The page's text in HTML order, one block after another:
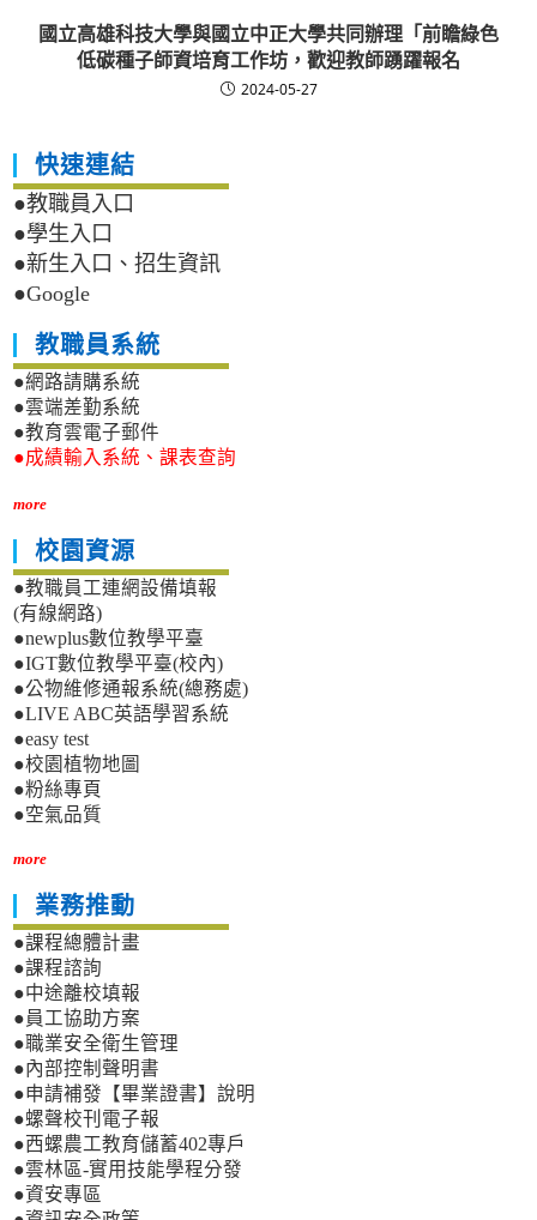
國立高雄科技大學與國立中正大學共同辦理「前瞻綠色
低碳種子師資培育工作坊，歡迎教師踴躍報名
2024-05-27
快速連結
●教職員入口
●學生入口
●新生入口、招生資訊
●Google
教職員系統
●網路請購系統
●雲端差勤系統
●教育雲電子郵件
●成績輸入系統、課表查詢
more
校園資源
●教職員工連網設備填報
(有線網路)
●newplus數位教學平臺
●IGT數位教學平臺(校內)
●公物維修通報系統(總務處)
●LIVE ABC英語學習系統
●easy test
●校園植物地圖
●粉絲專頁
●空氣品質
more
業務推動
●課程總體計畫
●課程諮詢
●中途離校填報
●員工協助方案
●職業安全衛生管理
●內部控制聲明書
●申請補發【畢業證書】說明
●螺聲校刊電子報
●西螺農工教育儲蓄402專戶
●雲林區-實用技能學程分發
●資安專區